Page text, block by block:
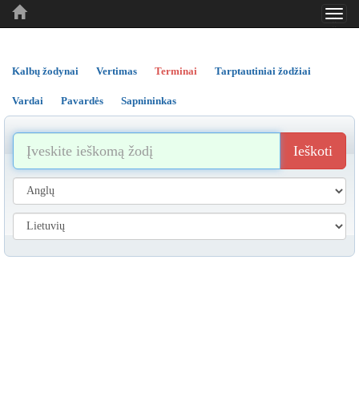
..
..
Kalbų žodynai Vertimas Terminai Tarptautiniai žodžiai
Vardai Pavardės Sapnininkas
Ieškoti